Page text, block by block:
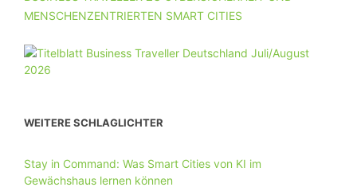
MENSCHENZENTRIERTEN SMART CITIES
WEITERE SCHLAGLICHTER
Stay in Command: Was Smart Cities von KI im
Gewächshaus lernen können